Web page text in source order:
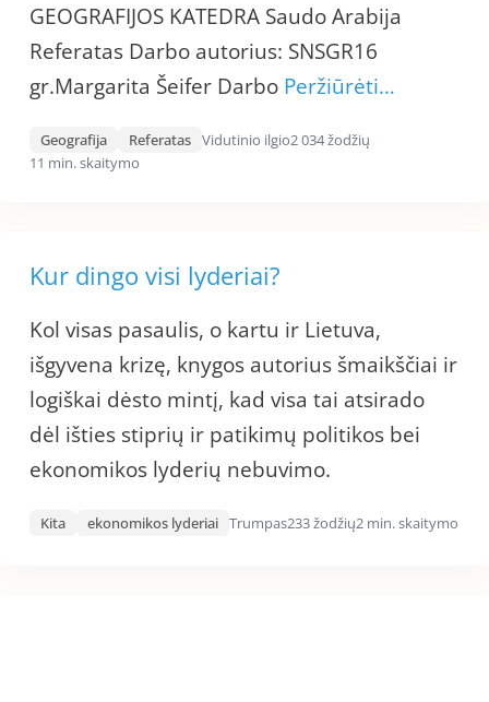
GEOGRAFIJOS KATEDRA Saudo Arabija
Referatas Darbo autorius: SNSGR16
gr.Margarita Šeifer Darbo Peržiūrėti…
Geografija Referatas Vidutinio ilgio2 034 žodžių
11 min. skaitymo
Kur dingo visi lyderiai?
Kol visas pasaulis, o kartu ir Lietuva,
išgyvena krizę, knygos autorius šmaikščiai ir
logiškai dėsto mintį, kad visa tai atsirado
dėl išties stiprių ir patikimų politikos bei
ekonomikos lyderių nebuvimo.
Kita ekonomikos lyderiai Trumpas233 žodžių2 min. skaitymo